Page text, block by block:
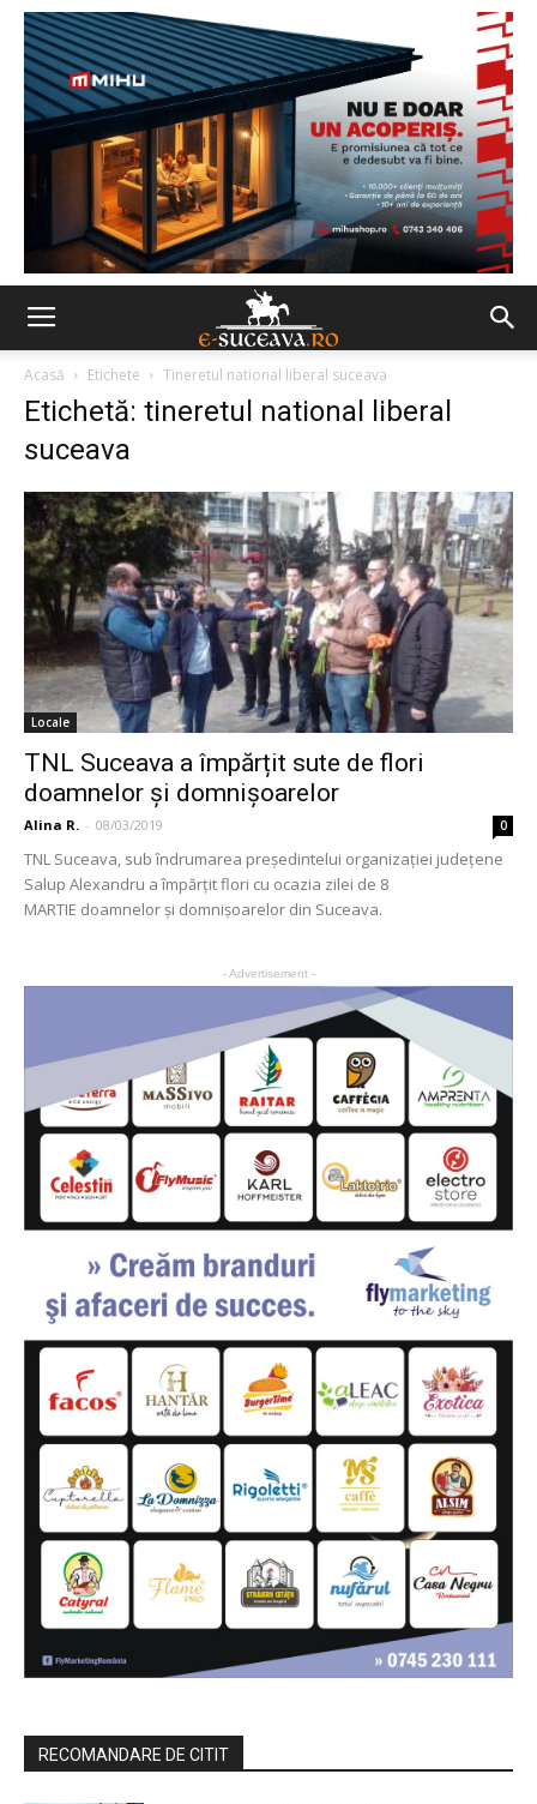
Acasă Etichete Tineretul national liberal suceava
Etichetă: tineretul national liberal
suceava
Locale
TNL Suceava a împărțit sute de flori
doamnelor și domnișoarelor
Alina R. - 08/03/2019 0
TNL Suceava, sub îndrumarea președintelui organizației județene
Salup Alexandru a împărțit flori cu ocazia zilei de 8
MARTIE doamnelor și domnișoarelor din Suceava.
- Advertisement -
RECOMANDARE DE CITIT